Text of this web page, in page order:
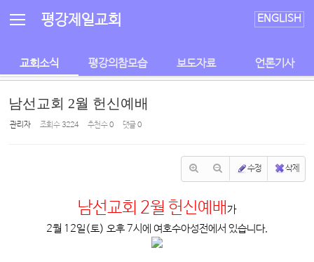
평강제일교회 ENGLISH
교회소식 평강의참모습 보도자료 언론기사
남선교회 2월 헌신예배
관리자 조회 수3224 추천 수0 댓글0
수정 삭제
남선교회 2월 헌신예배가
2월 12일(토) 오후 7시에 여호수아성전에서 있습니다.